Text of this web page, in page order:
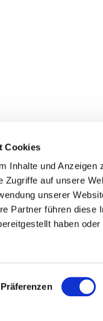
Cookies
Inhalte und
Zugriffe auf unsere
unserer
Partner führen
haben
Präferenzen